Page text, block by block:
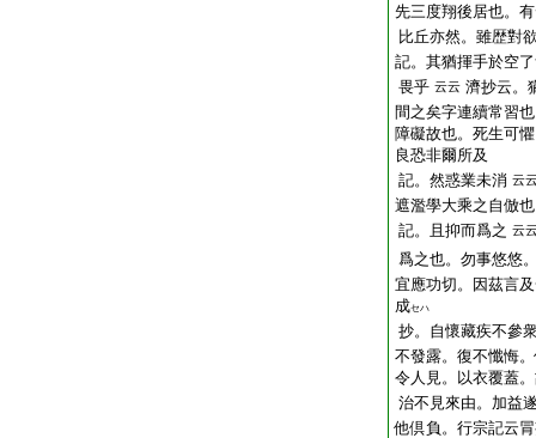
先三度翔後居也。
比丘亦然。雖歴對
記。其猶揮手於空
畏乎 云云 濟抄云。
間之矣字連續常習
障礙故也。死生可
良恐非爾所及
記。然惑業未消 云
遮濫學大乘之自倣也
記。且抑而爲之 云
爲之也。勿事悠悠
宜應功切。因茲言
成セハ
抄。自懷藏疾不參
不發露。復不懺悔
令人見。以衣覆蓋
治不見來由。 加益
他倶負。行宗記云